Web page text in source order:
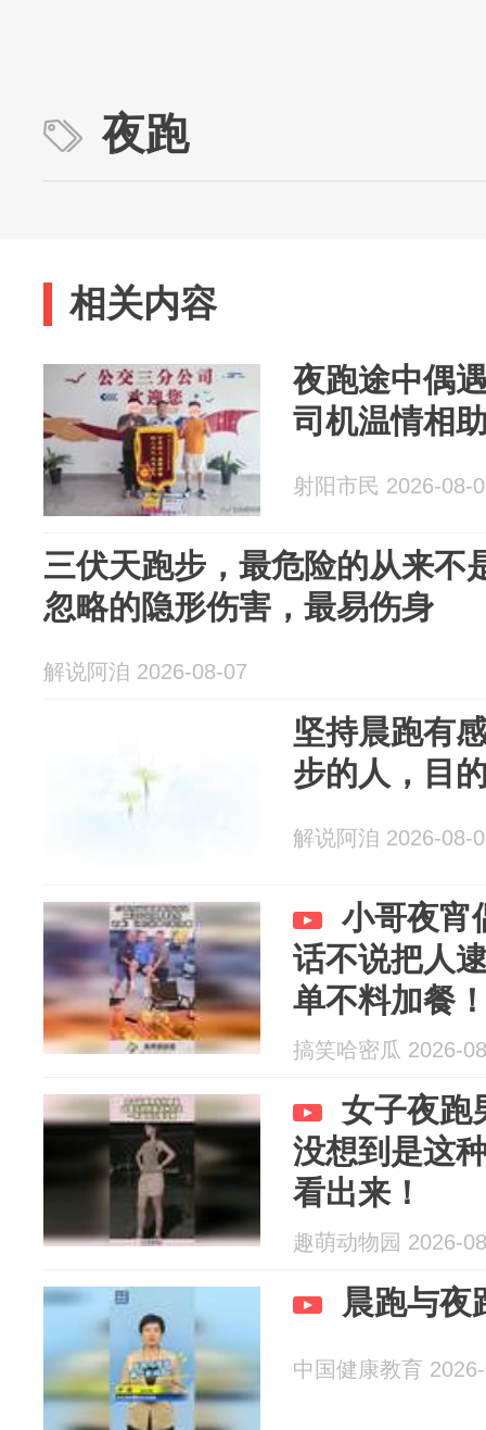
夜跑
相关内容
夜跑途中偶
司机温情相
射阳市民 2026-08-
三伏天跑步，最危险的从来不
忽略的隐形伤害，最易伤身
解说阿洎 2026-08-07
坚持晨跑有
步的人，目
解说阿洎 2026-08-
小哥夜宵
话不说把人
单不料加餐
搞笑哈密瓜 2026-
女子夜跑
没想到是这
看出来！
趣萌动物园 2026-
晨跑与夜
中国健康教育